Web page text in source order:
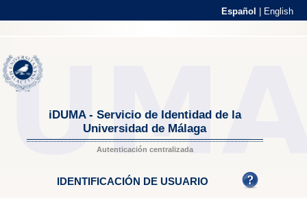
Español English
iDUMA - Servicio de Identidad de la
Universidad de Málaga
Autenticación centralizada
IDENTIFICACIÓN DE USUARIO